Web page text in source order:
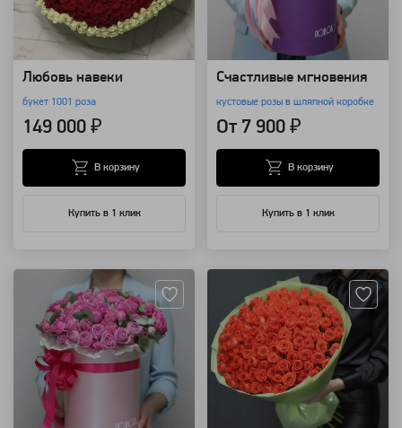
Любовь навеки
букет 1001 роза
149 000 ₽
Купить в 1 клик
В корзину
Счастливые мгновения
кустовые розы в шляпной коробке
От 7 900 ₽
Купить в 1 клик
В корзину